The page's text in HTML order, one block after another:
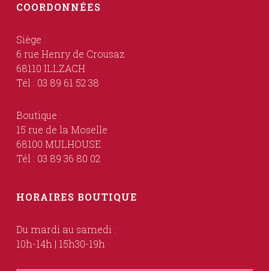
COORDONNÉES
Siège :
6 rue Henry de Crousaz
68110 ILLZACH
Tél : 03 89 61 52 38
Boutique :
15 rue de la Moselle
68100 MULHOUSE
Tél : 03 89 36 80 02
HORAIRES BOUTIQUE
Du mardi au samedi :
10h-14h | 15h30-19h